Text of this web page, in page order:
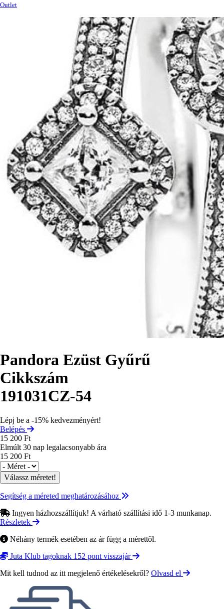
Outlet
Pandora Ezüst Gyűrű
Cikkszám
191031CZ-54
Lépj be a -15% kedvezményért!
Belépés
15 200 Ft
Elmúlt 30 nap legalacsonyabb ára
15 200 Ft
Méret
Segítség a méreted meghatározásához
Ingyen házhozszállítjuk! A várható szállítási idő 1-3 munkanap.
Részletek
Néhány termék esetében az ár függ a mérettől.
Juta Klub tagoknak 152 pont visszajár
Mit kell tudnod az itt megjelenő értékelésekről? Olvasd el